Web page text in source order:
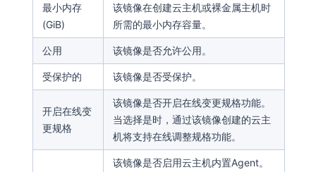
最小内存
(GiB)
该镜像在创建云主机或裸金属主机时
所需的最小内存容量。
公用 该镜像是否允许公用。
受保护的 该镜像是否受保护。
开启在线变
更规格
该镜像是否开启在线变更规格功能。
当选择是时，通过该镜像创建的云主
机将支持在线调整规格功能。
该镜像是否启用云主机内置Agent。